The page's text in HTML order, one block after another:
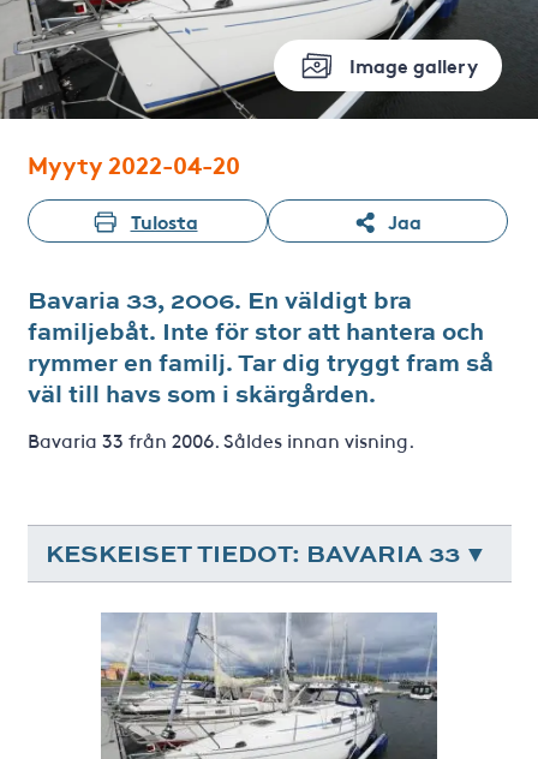
Image gallery
Myyty 2022-04-20
Tulosta Jaa
Bavaria 33, 2006. En väldigt bra
familjebåt. Inte för stor att hantera och
rymmer en familj. Tar dig tryggt fram så
väl till havs som i skärgården.
Bavaria 33 från 2006. Såldes innan visning.
KESKEISET TIEDOT: BAVARIA 33